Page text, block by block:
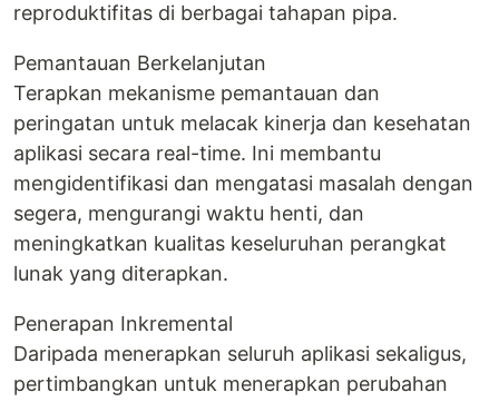
reproduktifitas di berbagai tahapan pipa.
Pemantauan Berkelanjutan
Terapkan mekanisme pemantauan dan
peringatan untuk melacak kinerja dan kesehatan
aplikasi secara real-time. Ini membantu
mengidentifikasi dan mengatasi masalah dengan
segera, mengurangi waktu henti, dan
meningkatkan kualitas keseluruhan perangkat
lunak yang diterapkan.
Penerapan Inkremental
Daripada menerapkan seluruh aplikasi sekaligus,
pertimbangkan untuk menerapkan perubahan